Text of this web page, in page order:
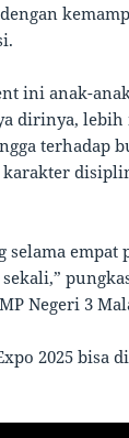
ini anak-
dirinya, lebih
terhadap
selama
Negeri 3
2025 bisa